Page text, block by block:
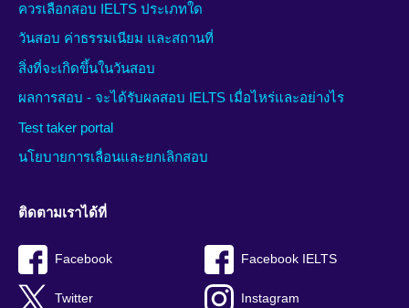
ควรเลือกสอบ IELTS ประเภทใด
วันสอบ ค่าธรรมเนียม และสถานที่
สิ่งที่จะเกิดขึ้นในวันสอบ
ผลการสอบ - จะได้รับผลสอบ IELTS เมื่อไหร่และอย่างไร
Test taker portal
นโยบายการเลื่อนและยกเลิกสอบ
ติดตามเราได้ที่
Facebook Facebook IELTS
Twitter Instagram